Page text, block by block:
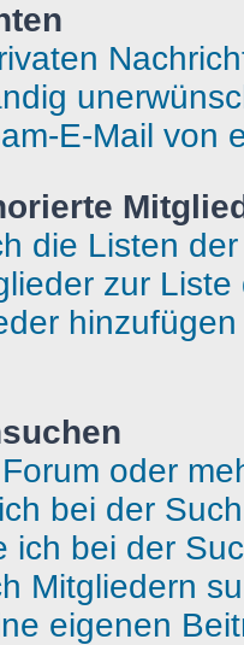
E-Mail von
die Listen
zur
oder
bei der
ich bei der
Mitgliedern
eigenen